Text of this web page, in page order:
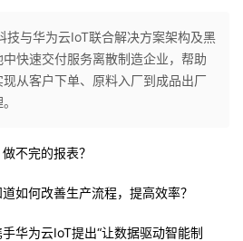
技与华为云IoT联合解决方案架构及黑
快速交付服务离散制造企业，帮助
从客户下单、原料入厂到成品出厂
不完的报表？
如何改善生产流程，提高效率？
华为云IoT提出“让数据驱动智能制